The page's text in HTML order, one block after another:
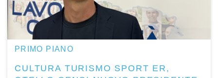
PRIMO PIANO
CULTURA TURISMO SPORT ER,